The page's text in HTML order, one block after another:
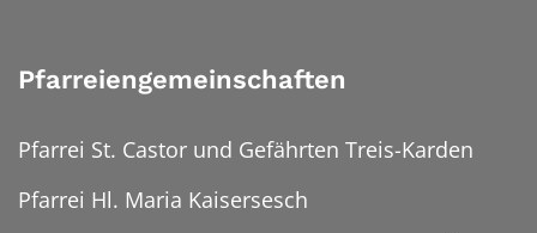
Pfarreiengemeinschaften
Pfarrei St. Castor und Gefährten Treis-Karden
Pfarrei Hl. Maria Kaisersesch